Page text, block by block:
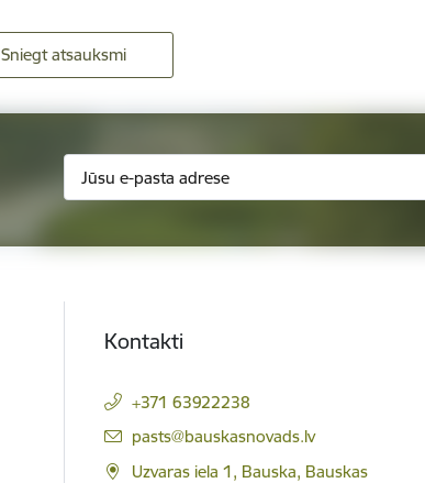
Sniegt atsauksmi
Kontakti
+371 63922238
E-pasts:
pasts@bauskasnovads.lv
Uzvaras iela 1, Bauska, Bauskas